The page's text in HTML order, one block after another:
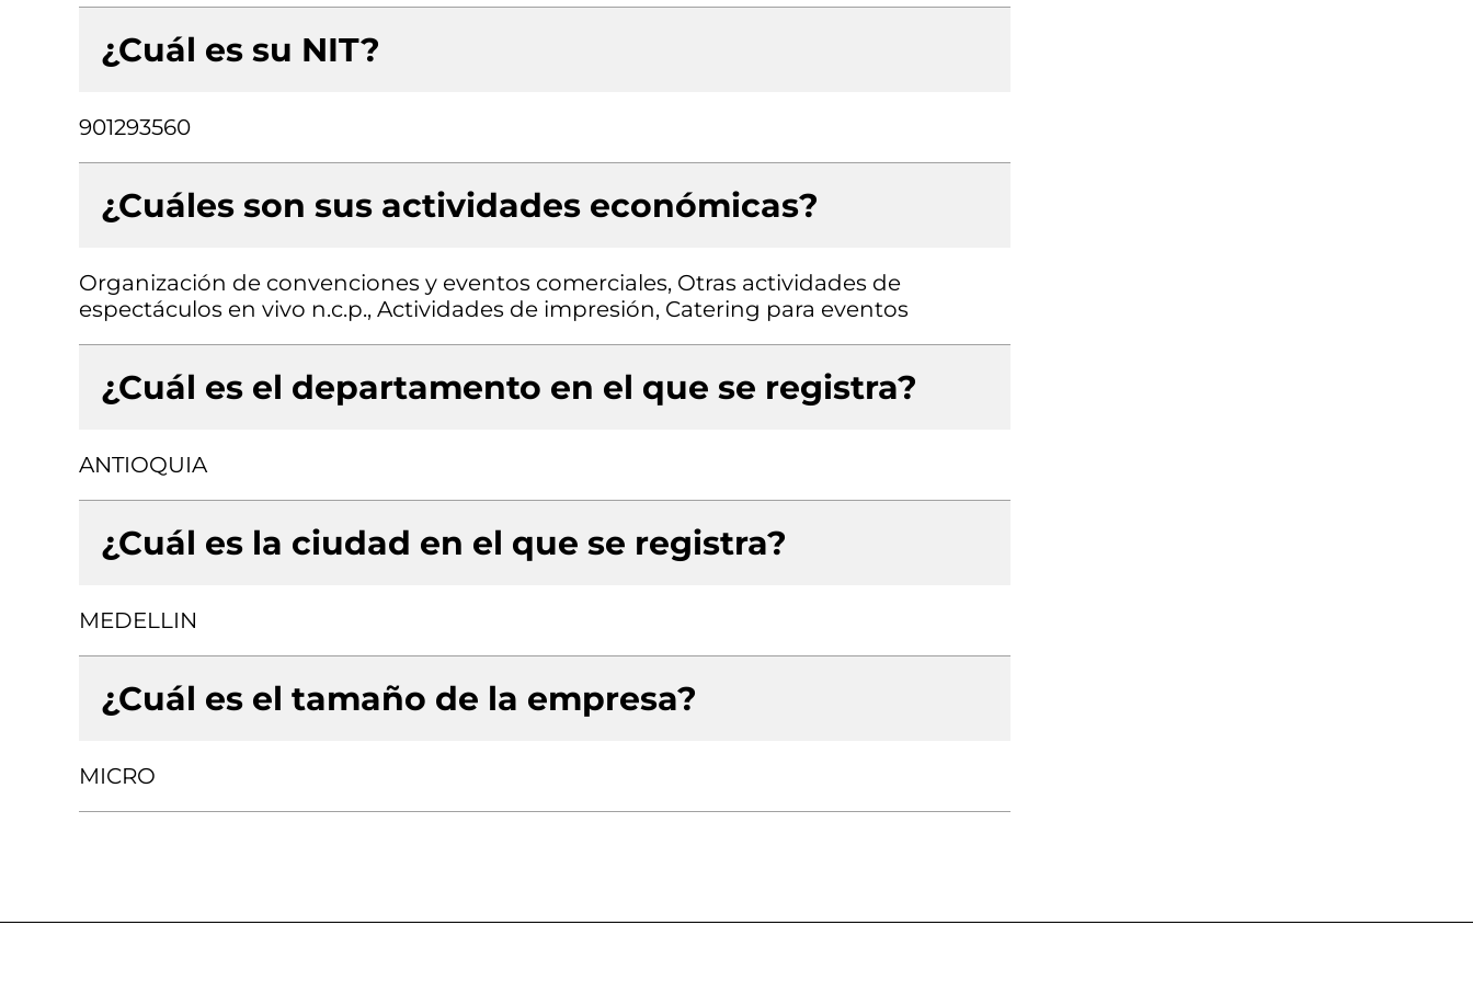
¿Cuál es su NIT?
901293560
¿Cuáles son sus actividades económicas?
Organización de convenciones y eventos comerciales, Otras actividades de
espectáculos en vivo n.c.p., Actividades de impresión, Catering para eventos
¿Cuál es el departamento en el que se registra?
ANTIOQUIA
¿Cuál es la ciudad en el que se registra?
MEDELLIN
¿Cuál es el tamaño de la empresa?
MICRO